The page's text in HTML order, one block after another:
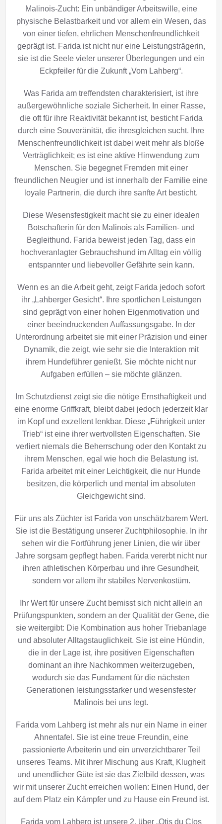
Malinois-Zucht: Ein unbändiger Arbeitswille, eine
physische Belastbarkeit und vor allem ein Wesen, das
von einer tiefen, ehrlichen Menschenfreundlichkeit
geprägt ist. Farida ist nicht nur eine Leistungsträgerin,
sie ist die Seele vieler unserer Überlegungen und ein
Eckpfeiler für die Zukunft „Vom Lahberg“.
Was Farida am treffendsten charakterisiert, ist ihre
außergewöhnliche soziale Sicherheit. In einer Rasse,
die oft für ihre Reaktivität bekannt ist, besticht Farida
durch eine Souveränität, die ihresgleichen sucht. Ihre
Menschenfreundlichkeit ist dabei weit mehr als bloße
Verträglichkeit; es ist eine aktive Hinwendung zum
Menschen. Sie begegnet Fremden mit einer
freundlichen Neugier und ist innerhalb der Familie eine
loyale Partnerin, die durch ihre sanfte Art besticht.
Diese Wesensfestigkeit macht sie zu einer idealen
Botschafterin für den Malinois als Familien- und
Begleithund. Farida beweist jeden Tag, dass ein
hochveranlagter Gebrauchshund im Alltag ein völlig
entspannter und liebevoller Gefährte sein kann.
Wenn es an die Arbeit geht, zeigt Farida jedoch sofort
ihr „Lahberger Gesicht“. Ihre sportlichen Leistungen
sind geprägt von einer hohen Eigenmotivation und
einer beeindruckenden Auffassungsgabe. In der
Unterordnung arbeitet sie mit einer Präzision und einer
Dynamik, die zeigt, wie sehr sie die Interaktion mit
ihrem Hundeführer genießt. Sie möchte nicht nur
Aufgaben erfüllen – sie möchte glänzen.
Im Schutzdienst zeigt sie die nötige Ernsthaftigkeit und
eine enorme Griffkraft, bleibt dabei jedoch jederzeit klar
im Kopf und exzellent lenkbar. Diese „Führigkeit unter
Trieb“ ist eine ihrer wertvollsten Eigenschaften. Sie
verliert niemals die Beherrschung oder den Kontakt zu
ihrem Menschen, egal wie hoch die Belastung ist.
Farida arbeitet mit einer Leichtigkeit, die nur Hunde
besitzen, die körperlich und mental im absoluten
Gleichgewicht sind.
Für uns als Züchter ist Farida von unschätzbarem Wert.
Sie ist die Bestätigung unserer Zuchtphilosophie. In ihr
sehen wir die Fortführung jener Linien, die wir über
Jahre sorgsam gepflegt haben. Farida vererbt nicht nur
ihren athletischen Körperbau und ihre Gesundheit,
sondern vor allem ihr stabiles Nervenkostüm.
Ihr Wert für unsere Zucht bemisst sich nicht allein an
Prüfungspunkten, sondern an der Qualität der Gene, die
sie weitergibt: Die Kombination aus hoher Triebanlage
und absoluter Alltagstauglichkeit. Sie ist eine Hündin,
die in der Lage ist, ihre positiven Eigenschaften
dominant an ihre Nachkommen weiterzugeben,
wodurch sie das Fundament für die nächsten
Generationen leistungsstarker und wesensfester
Malinois bei uns legt.
Farida vom Lahberg ist mehr als nur ein Name in einer
Ahnentafel. Sie ist eine treue Freundin, eine
passionierte Arbeiterin und ein unverzichtbarer Teil
unseres Teams. Mit ihrer Mischung aus Kraft, Klugheit
und unendlicher Güte ist sie das Zielbild dessen, was
wir mit unserer Zucht erreichen wollen: Einen Hund, der
auf dem Platz ein Kämpfer und zu Hause ein Freund ist.
Farida vom Lahberg ist unsere 2. über „Otis du Clos